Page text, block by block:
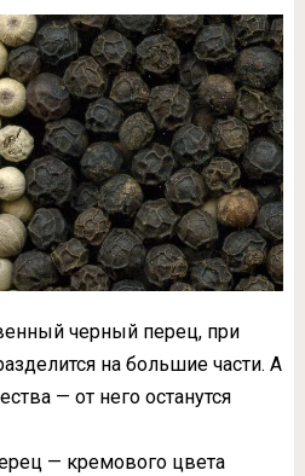
черный перец, при
на большие части. А
— от него останутся
— кремового цвета